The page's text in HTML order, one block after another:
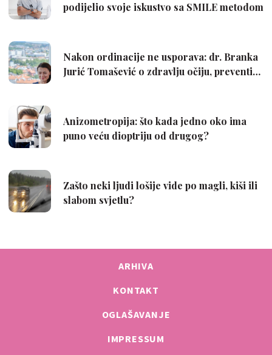
ARHIVA
KONTAKT
OGLAŠAVANJE
IMPRESSUM